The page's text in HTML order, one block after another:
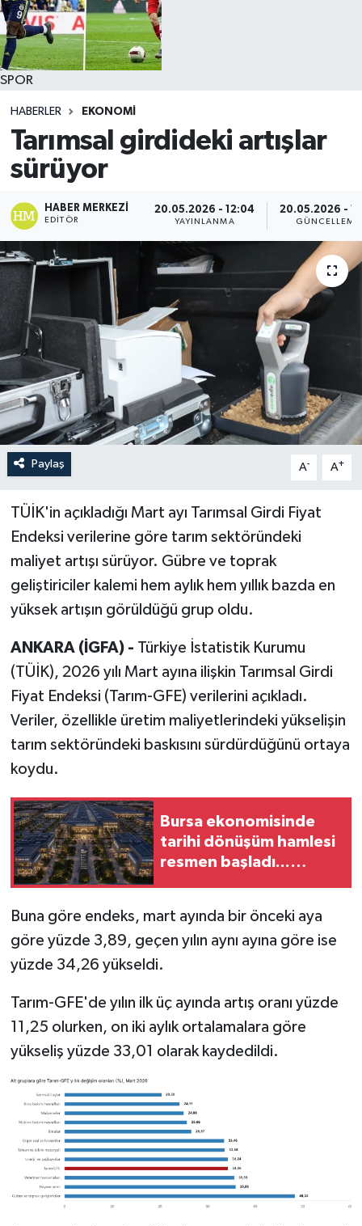
SPOR
HABERLER EKONOMİ
Tarımsal girdideki artışlar
sürüyor
HABER MERKEZI
EDITÖR
20.05.2026 - 12:04
YAYINLANMA
20.05.2026 -
GÜNCELLEME
Paylaş A- A+
TÜİK'in açıkladığı Mart ayı Tarımsal Girdi Fiyat
Endeksi verilerine göre tarım sektöründeki
maliyet artışı sürüyor. Gübre ve toprak
geliştiriciler kalemi hem aylık hem yıllık bazda en
yüksek artışın görüldüğü grup oldu.
ANKARA (İGFA) - Türkiye İstatistik Kurumu
(TÜİK), 2026 yılı Mart ayına ilişkin Tarımsal Girdi
Fiyat Endeksi (Tarım-GFE) verilerini açıkladı.
Veriler, özellikle üretim maliyetlerindeki yükselişin
tarım sektöründeki baskısını sürdürdüğünü ortaya
koydu.
Bursa ekonomisinde
tarihi dönüşüm hamlesi
resmen başladı...
başladı
Buna göre endeks, mart ayında bir önceki aya
göre yüzde 3,89, geçen yılın aynı ayına göre ise
yüzde 34,26 yükseldi.
Tarım-GFE'de yılın ilk üç ayında artış oranı yüzde
11,25 olurken, on iki aylık ortalamalara göre
yükseliş yüzde 33,01 olarak kaydedildi.